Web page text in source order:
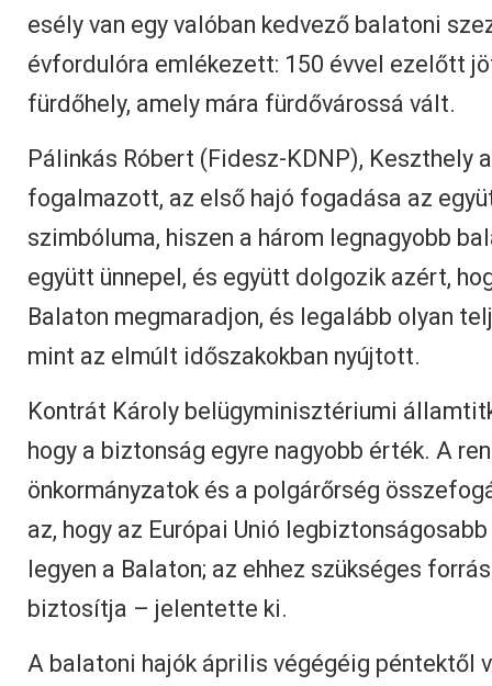
esély van egy valóban kedvező balatoni
évfordulóra emlékezett: 150 évvel ezelőtt
fürdőhely, amely mára fürdővárossá vált.
Pálinkás Róbert (Fidesz-KDNP), Keszthely
fogalmazott, az első hajó fogadása az
szimbóluma, hiszen a három legnagyobb
együtt ünnepel, és együtt dolgozik azért,
Balaton megmaradjon, és legalább olyan
mint az elmúlt időszakokban nyújtott.
Kontrát Károly belügyminisztériumi
hogy a biztonság egyre nagyobb érték. A
önkormányzatok és a polgárőrség
az, hogy az Európai Unió
legyen a Balaton; az ehhez szükséges
biztosítja – jelentette ki.
A balatoni hajók április végégéig péntektől